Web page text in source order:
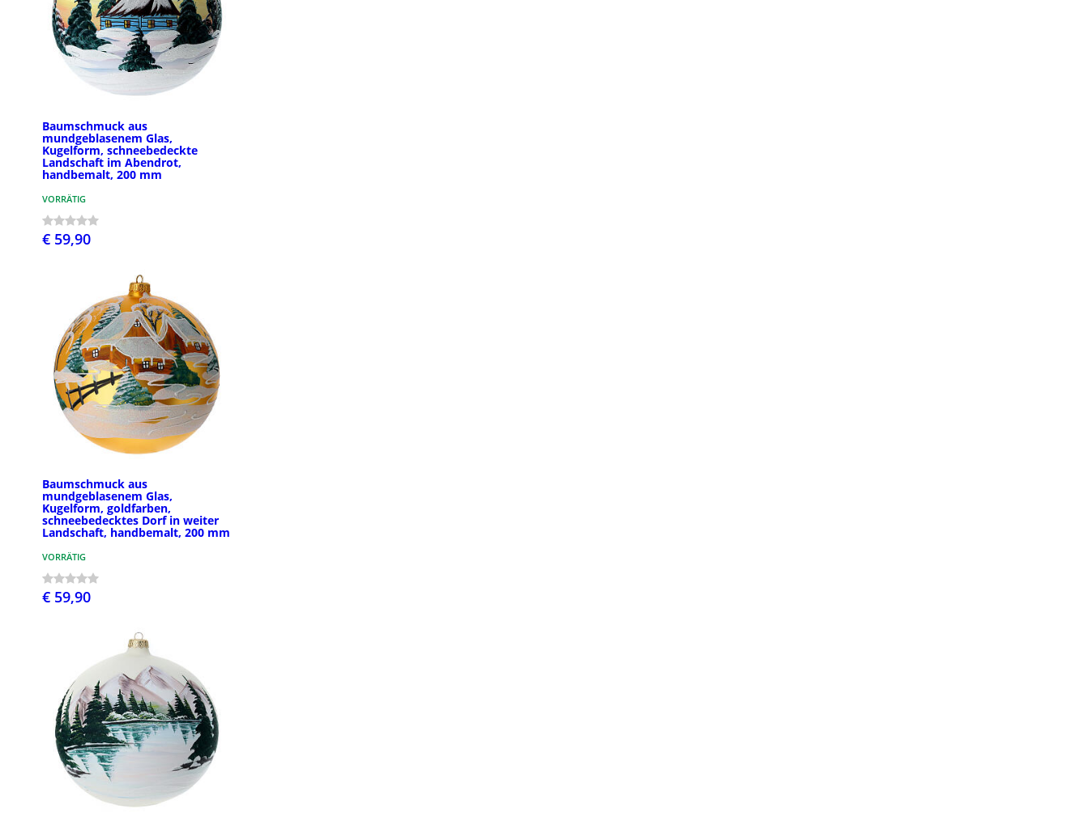
Baumschmuck aus
mundgeblasenem Glas,
Kugelform, schneebedeckte
Landschaft im Abendrot,
handbemalt, 200 mm
VORRÄTIG
€ 59,90
Baumschmuck aus
mundgeblasenem Glas,
Kugelform, goldfarben,
schneebedecktes Dorf in weiter
Landschaft, handbemalt, 200 mm
VORRÄTIG
€ 59,90